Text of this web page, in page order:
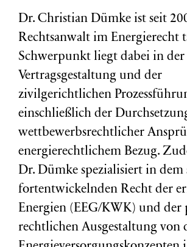
Dr. Christian Dümke ist seit
Rechtsanwalt im Energierecht
Schwerpunkt liegt dabei in der
Vertragsgestaltung und der
zivilgerichtlichen
einschließlich der
wettbewerbsrechtlicher
energierechtlichem Bezug.
Dr. Dümke spezialisiert in dem
fortentwickelnden Recht der
Energien (EEG/KWK) und der
rechtlichen Ausgestaltung von